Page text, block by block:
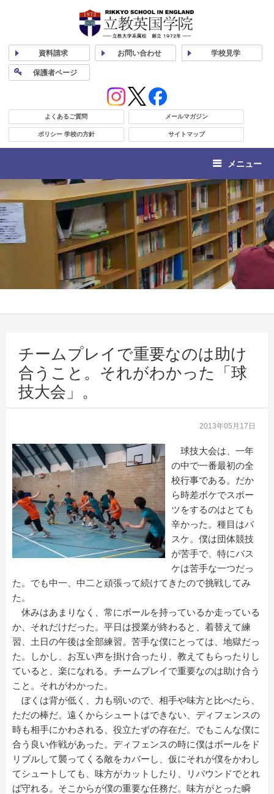
資料請求 お問い合わせ 学校見学
保護者ページ
よくあるご質問 メールマガジン
ポリシー 学校の方針 サイトマップ
メニュー
チームプレイで重要なのは助け
合うこと。それがわかった「球
技大会」。
2013年05月17日
球技大会は、一年
の中で一番最初の全
校行事である。だか
ら時差ボケでスポー
ツをするのはとても
辛かった。種目はバ
スケ。僕は団体競技
が苦手で、特にバス
ケは苦手な一つだっ
た。でも中一、中二と頑張って続けてきたので挑戦してみ
た。
休みはあまりなく、常にボールを持っているか走っている
か、それだけだった。平日は授業が終わると、着替えて練
習、土日の午後は全部練習。苦手な僕にとっては、地獄だっ
た。しかし、お互い声を掛け合ったり、教えてもらったりし
ていると、楽になれる。チームプレイで重要なのは助け合う
こと。それがわかった。
ぼくは背が低く、力も弱いので、相手や味方と比べたら、
ただの棒だ。遠くからシュートはできない、ディフェンスの
時も相手にかわされる、役立たずの存在だ。でもこんな僕に
合う良い作戦があった。ディフェンスの時に僕はボールをド
リブルして襲ってくる敵をカバーし、仮にそれが僕をかわし
てシュートしても、味方がカットしたり、リバウンドでとれ
ば守れる。そこからが僕の重要な任務だ。味方がとった瞬